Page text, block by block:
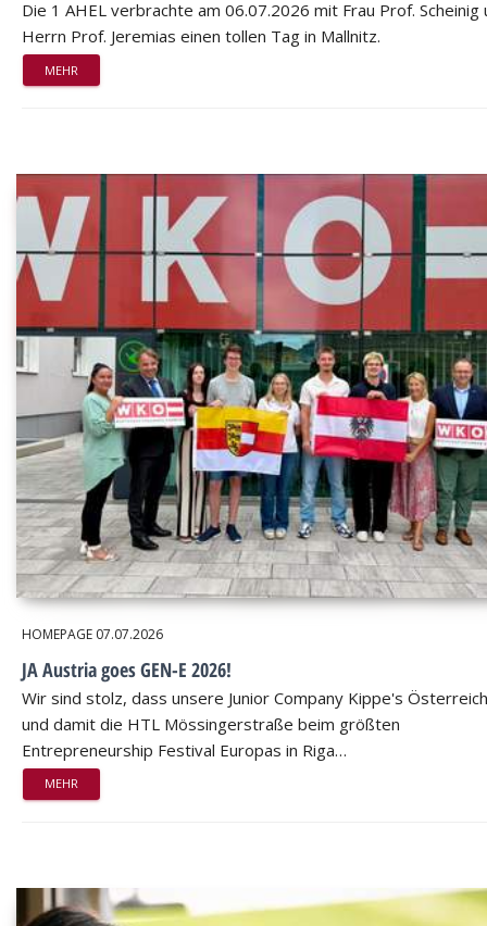
Die 1 AHEL verbrachte am 06.07.2026 mit Frau Prof. Scheinig
Herrn Prof. Jeremias einen tollen Tag in Mallnitz.
MEHR
HOMEPAGE 07.07.2026
JA Austria goes GEN-E 2026!
Wir sind stolz, dass unsere Junior Company Kippe's Österreich
und damit die HTL Mössingerstraße beim größten
Entrepreneurship Festival Europas in Riga…
MEHR